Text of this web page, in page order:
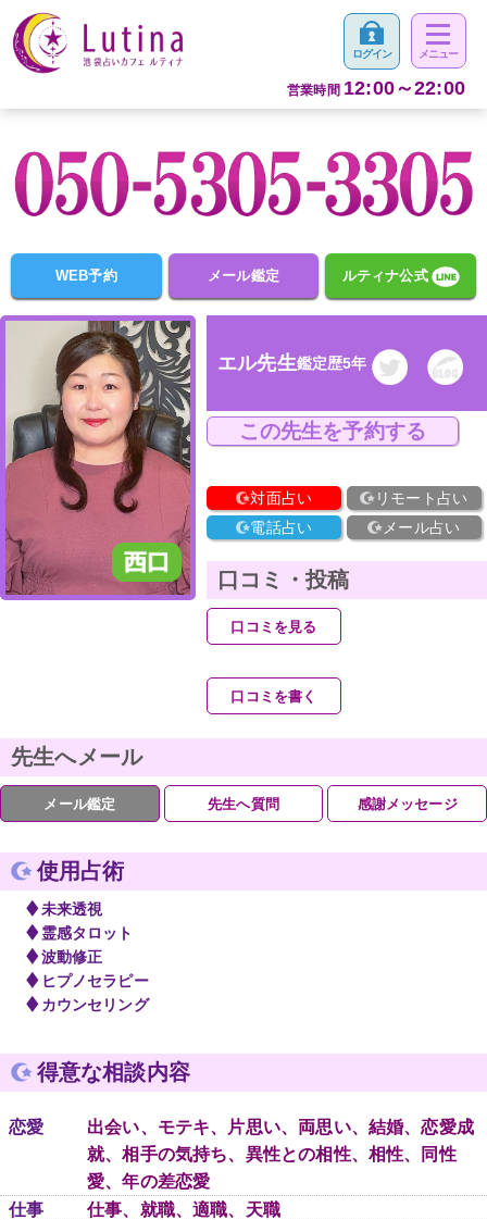
営業時間 12:00～22:00
WEB予約 メール鑑定 ルティナ公式
エル先生鑑定歴5年
この先生を予約する
対面占い
リモート占い
電話占い
メール占い
口コミ・投稿
口コミを見る
口コミを書く
先生へメール
メール鑑定 先生へ質問 感謝メッセージ
使用占術
◆未来透視
◆ 霊感タロット
◆波動修正
◆ ヒプノセラピー
◆ カウンセリング
得意な相談内容
恋愛
出会い、モテキ、片思い、両思い、結婚、恋愛成
就、相手の気持ち、異性との相性、相性、同性
愛、年の差恋愛
仕事
仕事、就職、適職、天職